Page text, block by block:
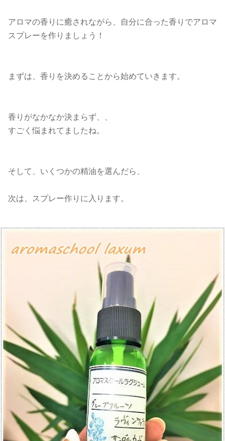
アロマの香りに癒されながら、自分に合った香りでアロマ
スプレーを作りましょう！
まずは、香りを決めることから始めていきます。
香りがなかなか決まらず、、
すごく悩まれてましたね。
そして、いくつかの精油を選んだら、
次は、スプレー作りに入ります。